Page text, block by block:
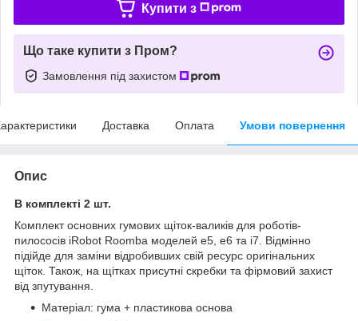
Купити з
Що таке купити з Пром?
Замовлення під захистом
Доставка Оплата Умови повернення
Опис
В комплекті 2 шт.
Комплект основних гумових щіток-валиків для роботів-
пилососів iRobot Roomba моделей e5, e6 та i7. Відмінно
підійде для заміни відробивших свій ресурс оригінальних
щіток. Також, на щітках присутні скребки та фірмовий захист
від зпутування.
Матеріал: гума + пластикова основа